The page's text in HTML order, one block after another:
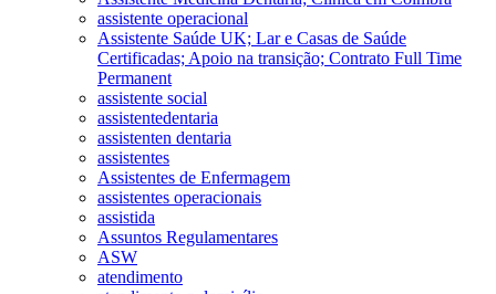
assistente operacional
Assistente Saúde UK; Lar e Casas de Saúde
Certificadas; Apoio na transição; Contrato Full Time
Permanent
assistente social
assistentedentaria
assistenten dentaria
assistentes
Assistentes de Enfermagem
assistentes operacionais
assistida
Assuntos Regulamentares
ASW
atendimento